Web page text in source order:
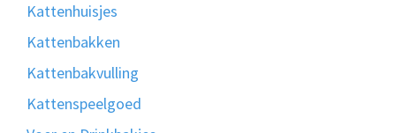
Kattenhuisjes
Kattenbakken
Kattenbakvulling
Kattenspeelgoed